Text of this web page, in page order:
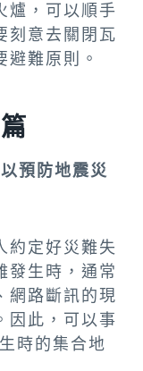
爐，可以順手
刻意去關閉瓦
難原則。
預防地震災
約定好災難失
發生時，通常
網路斷訊的現
因此，可以事
時的集合地